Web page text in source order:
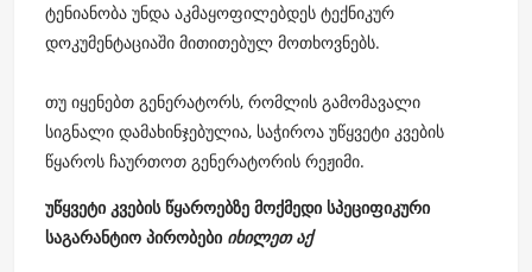
ტენიანობა უნდა აკმაყოფილებდეს ტექნიკურ
დოკუმენტაციაში მითითებულ მოთხოვნებს.
თუ იყენებთ გენერატორს, რომლის გამომავალი
სიგნალი დამახინჯებულია, საჭიროა უწყვეტი კვების
წყაროს ჩაურთოთ გენერატორის რეჟიმი.
უწყვეტი კვების წყაროებზე მოქმედი სპეციფიკური
საგარანტიო პირობები იხილეთ აქ